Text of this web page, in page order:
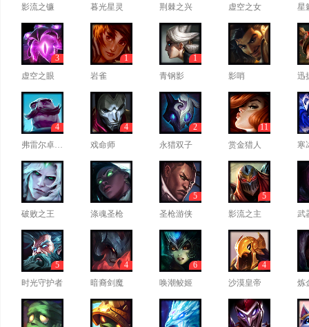
影流之镰
暮光星灵
荆棘之兴
虚空之女
星
虚空之眼
3
岩雀
1
青钢影
1
影哨
迅
弗雷尔卓德之心
4
戏命师
4
永猎双子
2
赏金猎人
11
寒
破败之王 涤魂圣枪 圣枪游侠
5
影流之主
5
武
时光守护者
5
暗裔剑魔
4
唤潮鲛姬
6
沙漠皇帝
4
炼